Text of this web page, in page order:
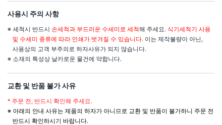
사용시 주의 사항
※ 세척시 반드시 손세척과 부드러운 수세미로 세척해 주세요. 식기세척기 사용
및 수세미 종류에 따라 인쇄가 벗겨질 수 있습니다. 이는 제작불량이 아닌,
사용상의 고객 부주의로 하자사유가 되지 않습니다.
※ 소재의 특성상 날카로운 물건에 약합니다.
교환 및 반품 불가 사유
* 주문 전, 반드시 확인해 주세요.
※ 아래의 안내 사유는 제품의 하자가 아니므로 교환 및 반품이 불가하니 주문 전
반드시 확인하시기 바랍니다.